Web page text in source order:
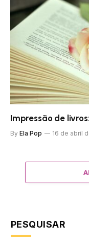
Impressão de
By Ela Pop 16 de abril
PESQUISAR